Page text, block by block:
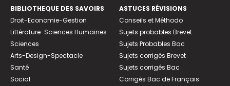
BIBLIOTHEQUE DES SAVOIRS
Droit-Economie-Gestion
Littérature-Sciences Humaines
Sciences
Arts-Design-Spectacle
Santé
Social
ASTUCES RÉVISIONS
Conseils et Méthodo
Sujets probables Brevet
Sujets Probables Bac
Sujets corrigés Brevet
Sujets corrigés Bac
Corrigés Bac de Français